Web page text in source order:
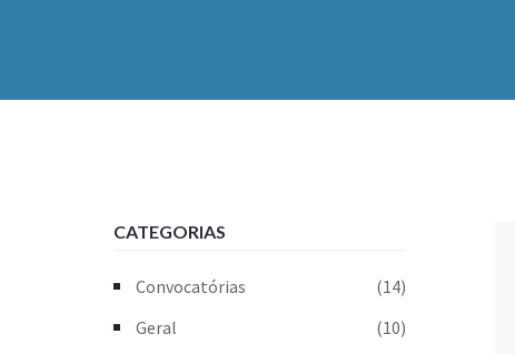
CATEGORIAS
Convocatórias
(14)
Geral
(10)